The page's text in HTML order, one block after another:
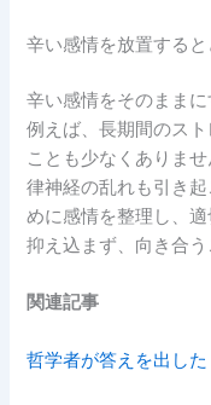
辛い感情を放置すると
辛い感情をそのまま
例えば、長期間のス
ことも少なくありま
律神経の乱れも引き
めに感情を整理し、
抑え込まず、向き合
関連記事
哲学者が答えを出し